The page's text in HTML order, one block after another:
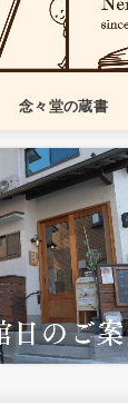
念々堂の蔵書